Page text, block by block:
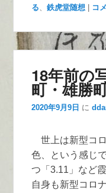
る 、鉄虎堂随想 コ
18年前の
町・雄勝
2020年9月9日 に
世上は新型コ
色、という感じ
つ「3.11」など
自身も新型コロ